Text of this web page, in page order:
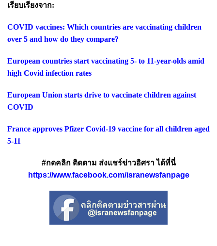
เรียบเรียงจาก:
COVID vaccines: Which countries are vaccinating children
over 5 and how do they compare?
European countries start vaccinating 5- to 11-year-olds amid
high Covid infection rates
European Union starts drive to vaccinate children against
COVID
France approves Pfizer Covid-19 vaccine for all children aged
5-11
#กดคลิก ติดตาม ส่งแชร์ข่าวอิศรา ได้ที่นี่
https://www.facebook.com/isranewsfanpage